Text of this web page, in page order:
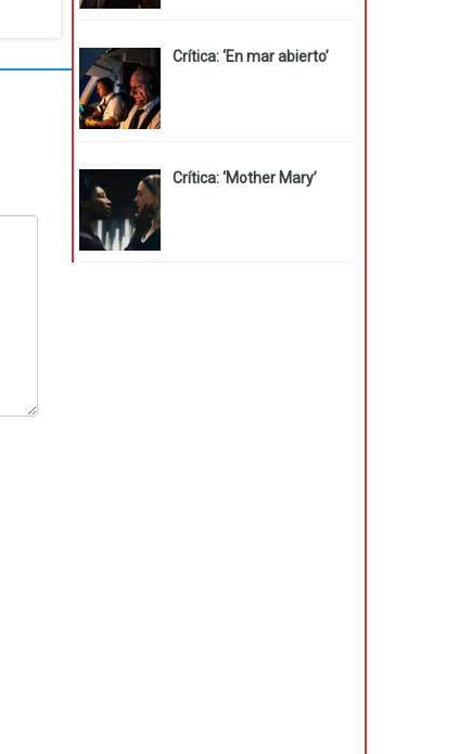
Crítica: ‘En mar abierto’
Crítica: ‘Mother Mary’